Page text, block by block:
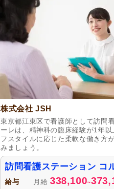
株式会社 JSH
東京都江東区で看護師として訪問
ーレは、精神科の臨床経験が1年
フスタイルに応じた柔軟な働き方
みましょう。
訪問看護ステーション コ
給与 月給 338,100~